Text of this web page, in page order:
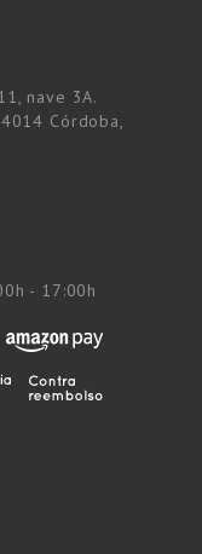
nave 3A.
Córdoba,
- 17:00h